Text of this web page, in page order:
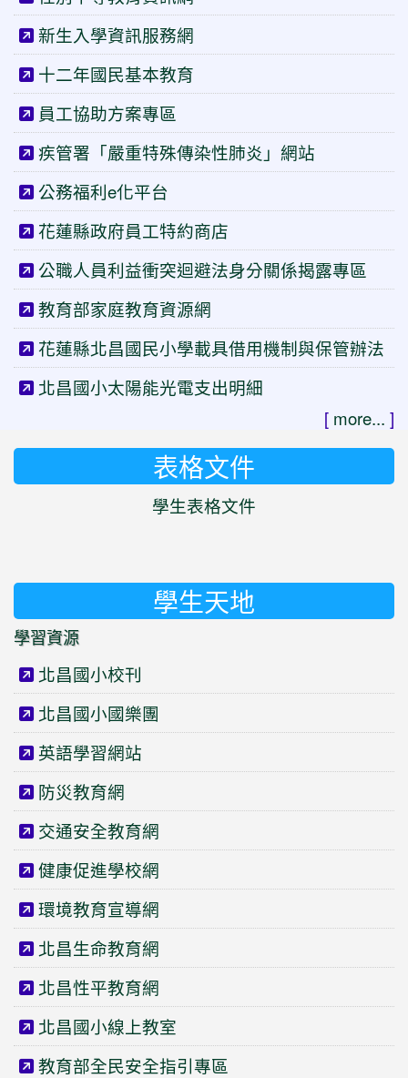
新生入學資訊服務網
十二年國民基本教育
員工協助方案專區
疾管署「嚴重特殊傳染性肺炎」網站
公務福利e化平台
花蓮縣政府員工特約商店
公職人員利益衝突迴避法身分關係揭露專區
教育部家庭教育資源網
花蓮縣北昌國民小學載具借用機制與保管辦法
北昌國小太陽能光電支出明細
[ more... ]
表格文件
學生表格文件
學生天地
學習資源
北昌國小校刊
北昌國小國樂團
英語學習網站
防災教育網
交通安全教育網
健康促進學校網
環境教育宣導網
北昌生命教育網
北昌性平教育網
北昌國小線上教室
教育部全民安全指引專區